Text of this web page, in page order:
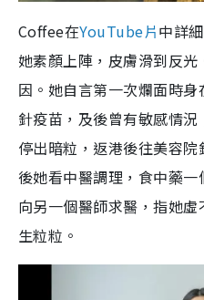
Coffee在YouTube片中詳
她素顏上陣，皮膚滑到反
因。她自言第一次爛面時
針疫苗，及後曾有敏感情
停出暗粒，返港後往美容
後她看中醫調理，食中藥
向另一個醫師求醫，指她
生粒粒。